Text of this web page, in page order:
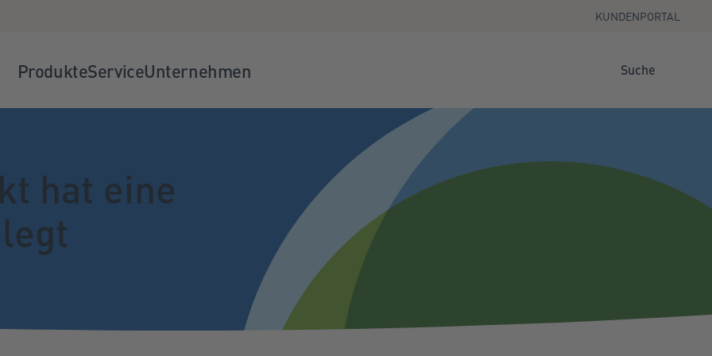
KUNDENPORTAL
ProdukteServiceUnternehmen Suche
hat eine